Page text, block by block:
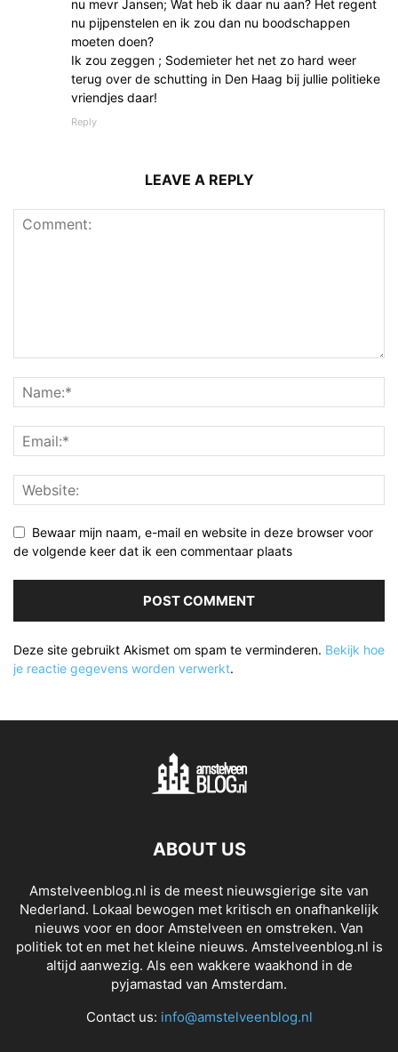
nu mevr Jansen; Wat heb ik daar nu aan? Het regent
nu pijpenstelen en ik zou dan nu boodschappen
moeten doen?
Ik zou zeggen ; Sodemieter het net zo hard weer
terug over de schutting in Den Haag bij jullie politieke
vriendjes daar!
Reply
LEAVE A REPLY
Bewaar mijn naam, e-mail en website in deze browser voor
de volgende keer dat ik een commentaar plaats
Deze site gebruikt Akismet om spam te verminderen. Bekijk hoe
je reactie gegevens worden verwerkt.
ABOUT US
Amstelveenblog.nl is de meest nieuwsgierige site van
Nederland. Lokaal bewogen met kritisch en onafhankelijk
nieuws voor en door Amstelveen en omstreken. Van
politiek tot en met het kleine nieuws. Amstelveenblog.nl is
altijd aanwezig. Als een wakkere waakhond in de
pyjamastad van Amsterdam.
Contact us: info@amstelveenblog.nl